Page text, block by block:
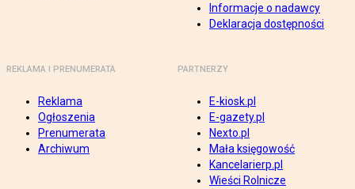
Informacje o nadawcy
Deklaracja dostępności
REKLAMA I PRENUMERATA
Reklama
Ogłoszenia
Prenumerata
Archiwum
PARTNERZY
E-kiosk.pl
E-gazety.pl
Nexto.pl
Mała księgowość
Kancelarierp.pl
Wieści Rolnicze